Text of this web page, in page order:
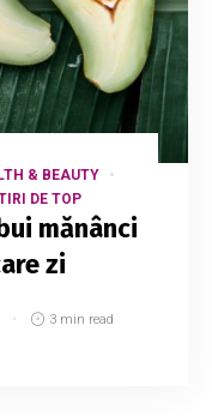
& BEAUTY
DE TOP
mănânci
zi
3 min read